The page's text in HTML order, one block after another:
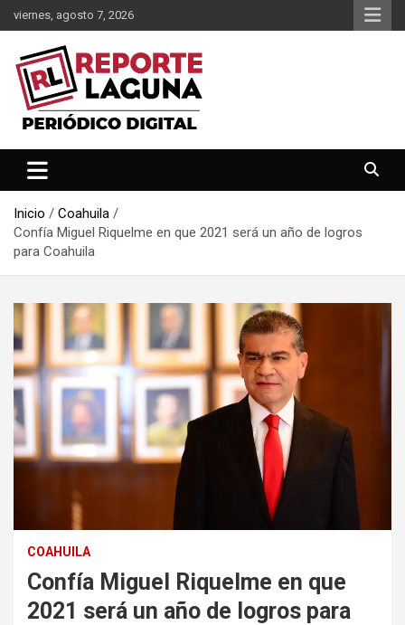
Saltar
al
contenido
viernes, agosto 7, 2026
Reporte Laguna
Inicio
Coahuila
Confía Miguel Riquelme en que 2021 será un año de logros
para Coahuila
COAHUILA
Confía Miguel Riquelme en que
2021 será un año de logros para